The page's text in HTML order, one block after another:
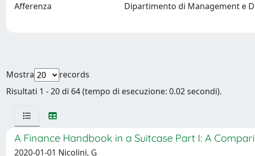
Afferenza Dipartimento di Management e
Mostra
records
Risultati 1 - 20 di 64 (tempo di esecuzione: 0.02 secondi).
A Finance Handbook in a Suitcase Part I: A
2020-01-01 Nicolini, G